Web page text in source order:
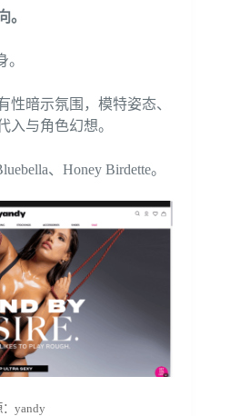
。
性暗示氛围，模特姿态、
入与角色幻想。
、Honey Birdette。
yandy